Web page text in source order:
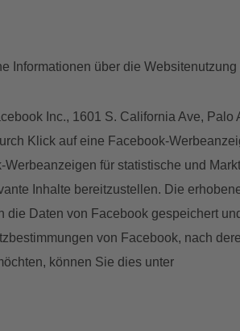
Informationen über die Websitenutzung
Inc., 1601 S. California Ave, Palo
Klick auf eine Facebook-
für statistische und
Inhalte bereitzustellen. Die
Daten von Facebook gespeichert
von Facebook, nach
können Sie dies unter